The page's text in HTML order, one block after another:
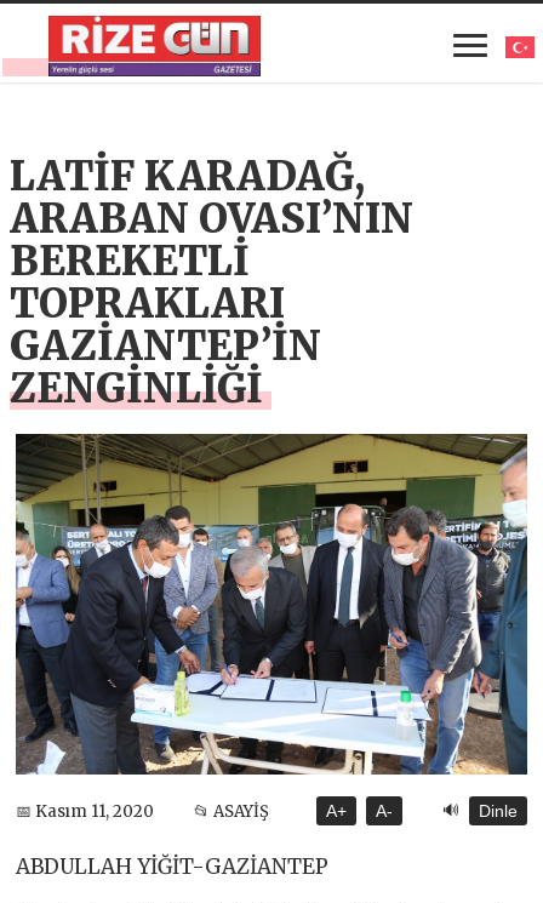
LATİF KARADAĞ,
ARABAN OVASI’NIN
BEREKETLİ
TOPRAKLARI
GAZİANTEP’İN
ZENGİNLİĞİ
📅 Kasım 11, 2020 📂 ASAYİŞ A+ A- 🔊 Dinle
ABDULLAH YİĞİT-GAZİANTEP